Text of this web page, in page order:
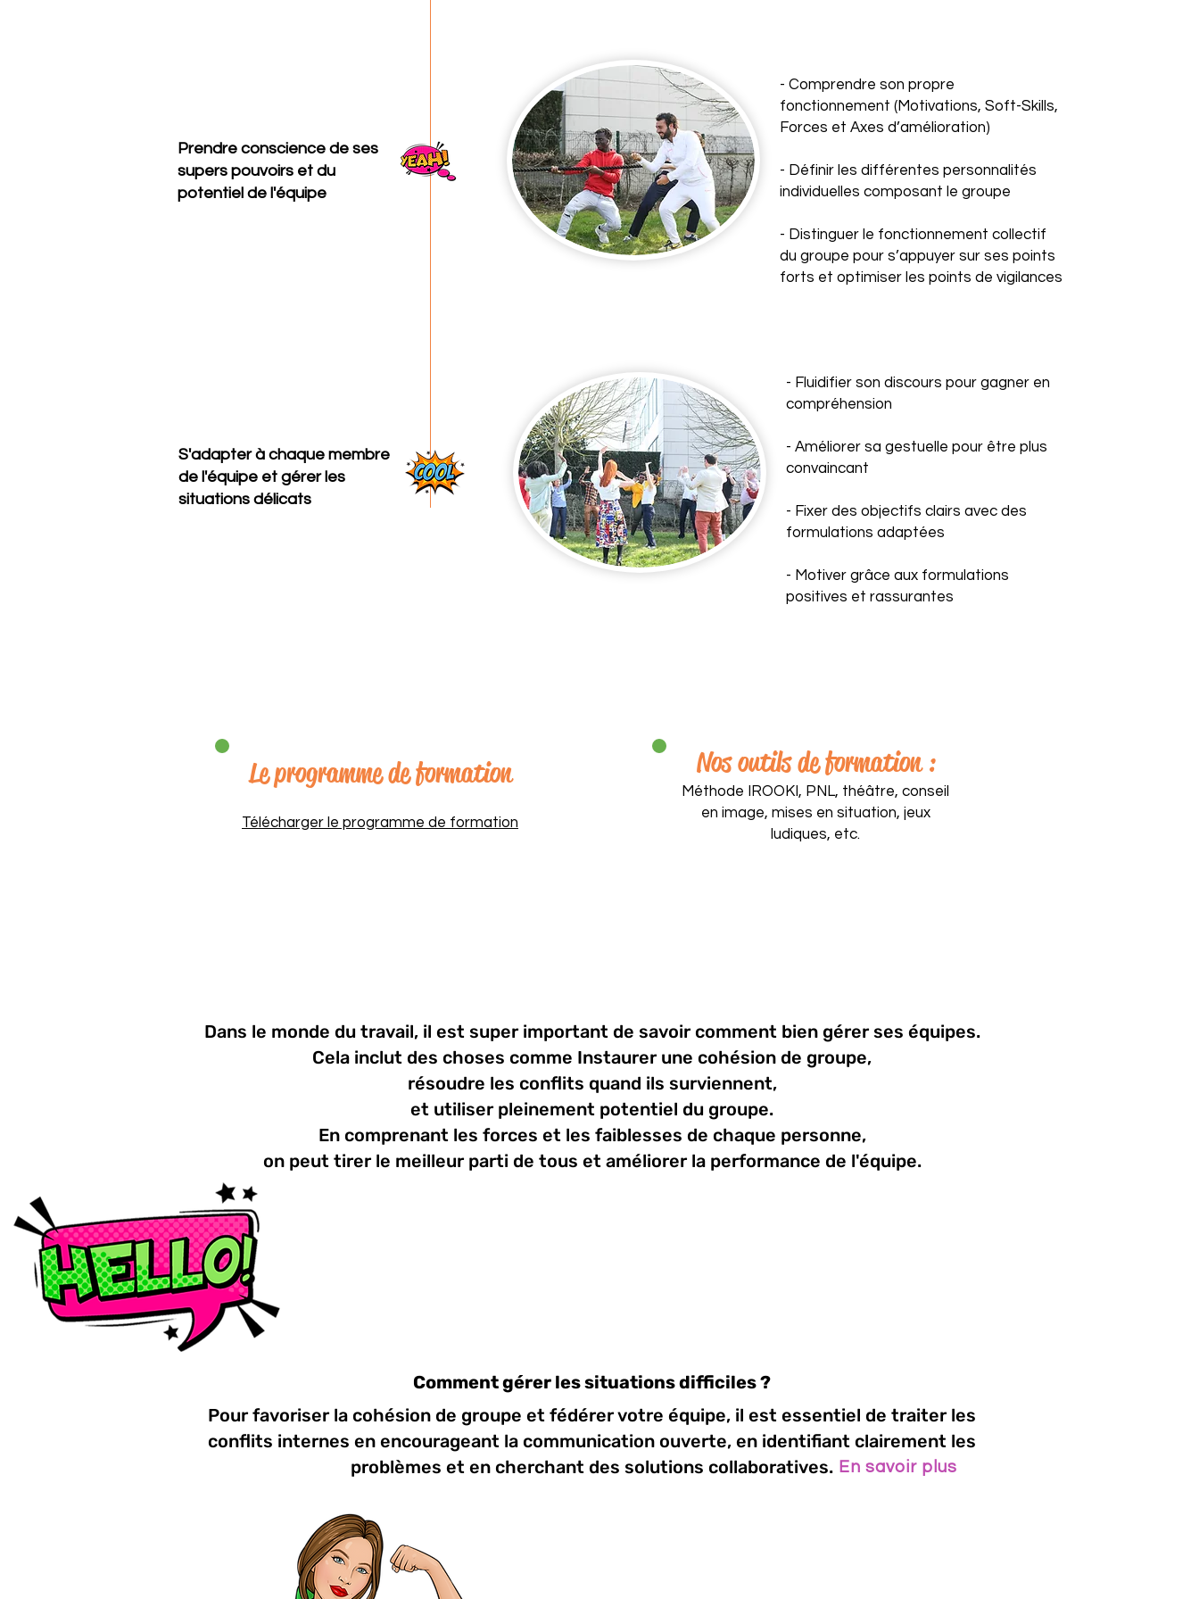
Prendre conscience de ses
supers pouvoirs et du
potentiel de l'équipe
S'adapter à chaque membre
de l'équipe et gérer les
situations délicats
- Comprendre son propre
fonctionnement (Motivations, Soft-Skills,
Forces et Axes d’amélioration)
- Définir les différentes personnalités
individuelles composant le groupe
- Distinguer le fonctionnement collectif
du groupe pour s’appuyer sur ses points
forts et optimiser les points de vigilances
- Fluidifier son discours pour gagner en
compréhension
- Améliorer sa gestuelle pour être plus
convaincant
- Fixer des objectifs clairs avec des
formulations adaptées
- Motiver grâce aux formulations
positives et rassurantes
Le programme de formation
Télécharger le programme de formation
Nos outils de formation :
Méthode IROOKI, PNL, théâtre, conseil
en image, mises en situation, jeux
ludiques, etc.
Dans le monde du travail, il est super important de savoir comment bien gérer ses équipes.
Cela inclut des choses comme Instaurer une cohésion de groupe,
résoudre les conflits quand ils surviennent,
et utiliser pleinement potentiel du groupe.
En comprenant les forces et les faiblesses de chaque personne,
on peut tirer le meilleur parti de tous et améliorer la performance de l'équipe.
Comment gérer les situations difficiles ?
Pour favoriser la cohésion de groupe et fédérer votre équipe, il est essentiel de traiter les
conflits internes en encourageant la communication ouverte, en identifiant clairement les
problèmes et en cherchant des solutions collaboratives. En savoir plus